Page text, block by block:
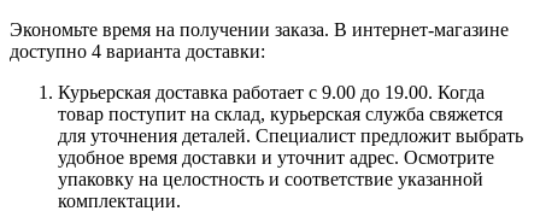
Экономьте время на получении заказа. В интернет-магазине
доступно 4 варианта доставки:
Курьерская доставка работает с 9.00 до 19.00. Когда
товар поступит на склад, курьерская служба свяжется
для уточнения деталей. Специалист предложит выбрать
удобное время доставки и уточнит адрес. Осмотрите
упаковку на целостность и соответствие указанной
комплектации.